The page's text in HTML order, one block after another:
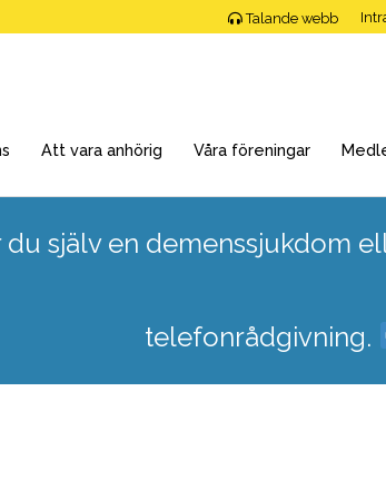
Talande webb
Att vara anhörig Våra föreningar
själv en demenssjukdom
telefonrådgivning.